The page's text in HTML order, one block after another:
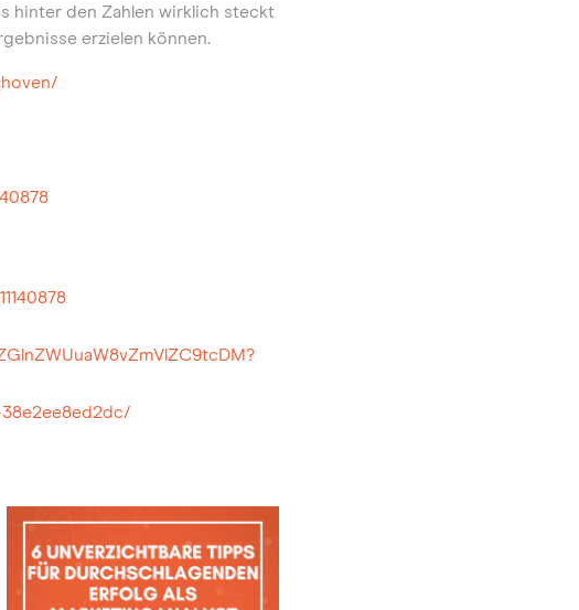
hinter den Zahlen wirklich steckt
erzielen können.